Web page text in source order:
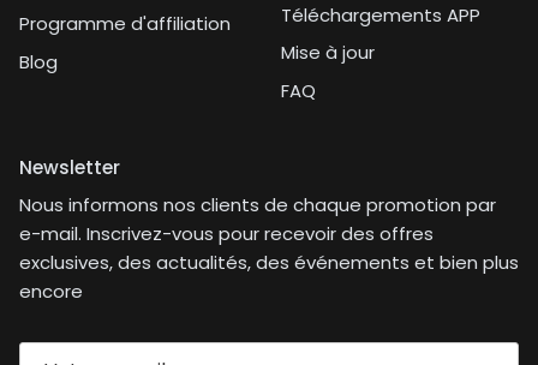
Programme d'affiliation
Blog
Téléchargements APP
Mise à jour
FAQ
Newsletter
Nous informons nos clients de chaque promotion par
e-mail. Inscrivez-vous pour recevoir des offres
exclusives, des actualités, des événements et bien plus
encore